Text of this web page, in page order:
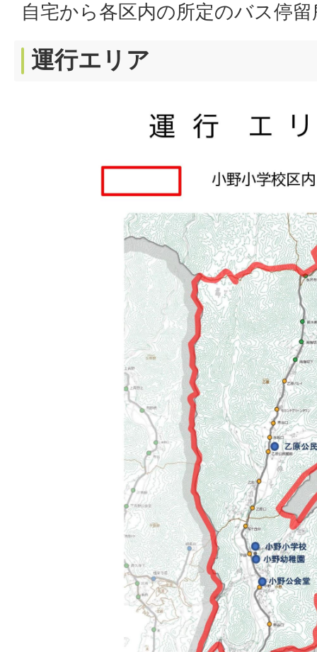
自宅から各区内の所定のバス停留
運行エリア